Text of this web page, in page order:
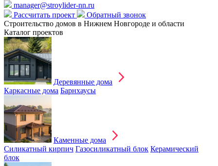
manager@stroylider-nn.ru
Рассчитать проект
Обратный звонок
Строительство домов в Нижнем Новгороде и области
Каталог проектов
Деревянные дома
Каркасные дома Барнхаусы
Каменные дома
Силикатный кирпич Газосиликатный блок Керамический
блок